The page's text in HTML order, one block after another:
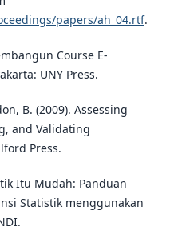
papers/ah_04.rtf.
Course E-
UNY Press.
B. (2009). Assessing
and Validating
Press.
Itu Mudah: Panduan
Statistik menggunakan